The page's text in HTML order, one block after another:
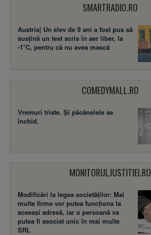
SMARTRADIO.RO
Austria| Un elev de 9 ani a fost pus să
susţină un test scris în aer liber, la
-1°C, pentru că nu avea mască
COMEDYMALL.RO
Vremuri triste. Şi păcănelele se
închid.
MONITORULJUSTITIEI.RO
Modificări la legea societăţilor: Mai
multe firme vor putea funcţiona la
aceeaşi adresă, iar o persoană va
putea fi asociat unic în mai multe
SRL